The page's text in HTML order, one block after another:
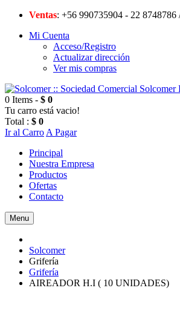
Ventas: +56 990735904 - 22 8748786
Mi Cuenta
Acceso/Registro
Actualizar dirección
Ver mis compras
0 Items - $ 0
Tu carro está vacio!
Total : $ 0
Ir al Carro A Pagar
Principal
Nuestra Empresa
Productos
Ofertas
Contacto
Menu
Solcomer
Grifería
Grifería
AIREADOR H.I ( 10 UNIDADES)